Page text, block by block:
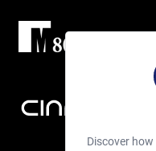
Discover